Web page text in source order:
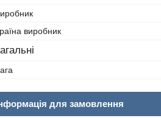
виробник
для замовлення